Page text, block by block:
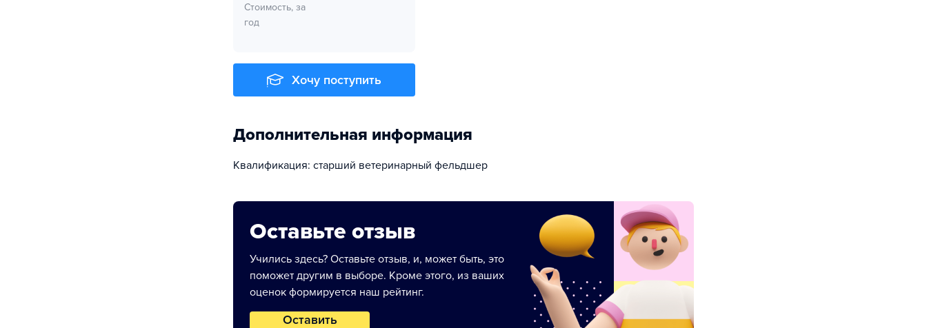
Стоимость, за
год
Хочу поступить
Дополнительная информация
Квалификация: старший ветеринарный фельдшер
Оставьте отзыв
Учились здесь? Оставьте отзыв, и, может быть, это
поможет другим в выборе. Кроме этого, из ваших
оценок формируется наш рейтинг.
Оставить